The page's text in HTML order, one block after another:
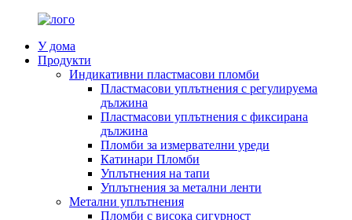
У дома
Продукти
Индикативни пластмасови пломби
Пластмасови уплътнения с регулируема
дължина
Пластмасови уплътнения с фиксирана
дължина
Пломби за измервателни уреди
Катинари Пломби
Уплътнения на тапи
Уплътнения за метални ленти
Метални уплътнения
Пломби с висока сигурност